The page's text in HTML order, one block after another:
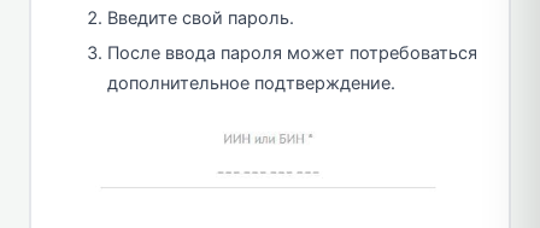
Введите свой пароль.
После ввода пароля может потребоваться
дополнительное подтверждение.